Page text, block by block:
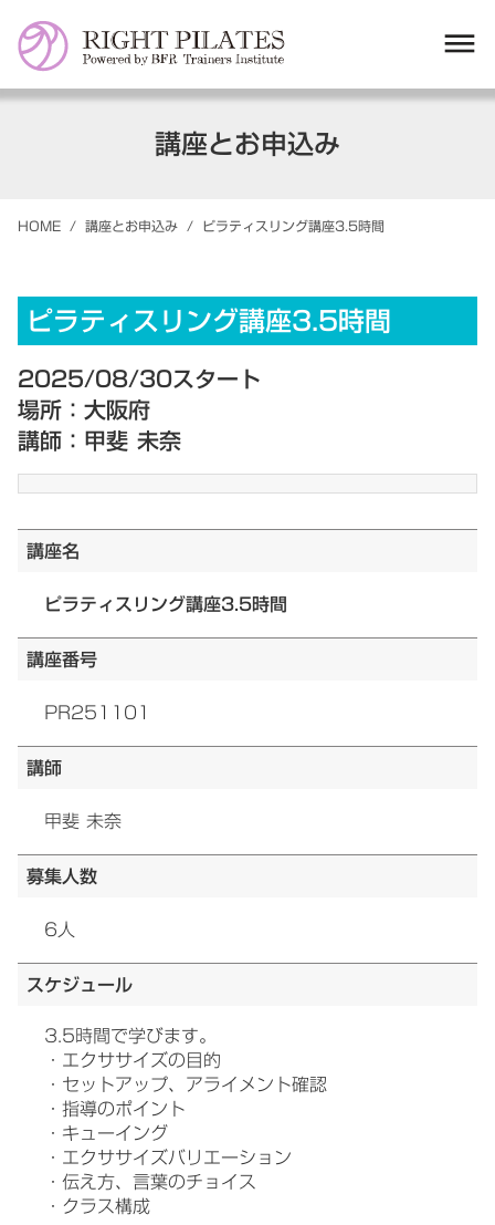
講座とお申込み
HOME / 講座とお申込み / ピラティスリング講座3.5時間
ピラティスリング講座3.5時間
2025/08/30スタート
場所：大阪府
講師：甲斐 未奈
講座名
ピラティスリング講座3.5時間
講座番号
PR251101
講師
甲斐 未奈
募集人数
6人
スケジュール
3.5時間で学びます。
・エクササイズの目的
・セットアップ、アライメント確認
・指導のポイント
・キューイング
・エクササイズバリエーション
・伝え方、言葉のチョイス
・クラス構成
dehaze